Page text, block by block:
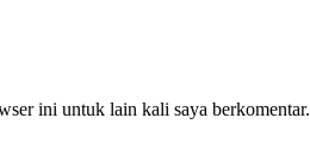
ini untuk lain kali saya berkomentar.